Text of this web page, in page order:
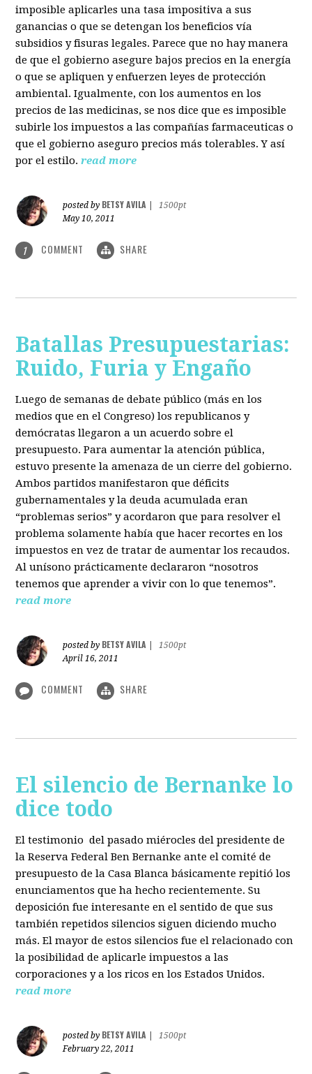
imposible aplicarles una tasa impositiva a sus
ganancias o que se detengan los beneficios vía
subsidios y fisuras legales. Parece que no hay manera
de que el gobierno asegure bajos precios en la energía
o que se apliquen y enfuerzen leyes de protección
ambiental. Igualmente, con los aumentos en los
precios de las medicinas, se nos dice que es imposible
subirle los impuestos a las compañías farmaceuticas o
que el gobierno aseguro precios más tolerables. Y así
por el estilo. read more
posted by BETSY AVILA
1500pt
May 10, 2011
1 COMMENT SHARE
Batallas Presupuestarias:
Ruido, Furia y Engaño
Luego de semanas de debate público (más en los
medios que en el Congreso) los republicanos y
demócratas llegaron a un acuerdo sobre el
presupuesto. Para aumentar la atención pública,
estuvo presente la amenaza de un cierre del gobierno.
Ambos partidos manifestaron que déficits
gubernamentales y la deuda acumulada eran
“problemas serios” y acordaron que para resolver el
problema solamente había que hacer recortes en los
impuestos en vez de tratar de aumentar los recaudos.
Al unísono prácticamente declararon “nosotros
tenemos que aprender a vivir con lo que tenemos”.
read more
posted by BETSY AVILA
1500pt
April 16, 2011
COMMENT SHARE
El silencio de Bernanke lo
dice todo
El testimonio del pasado miérocles del presidente de
la Reserva Federal Ben Bernanke ante el comité de
presupuesto de la Casa Blanca básicamente repitió los
enunciamentos que ha hecho recientemente. Su
deposición fue interesante en el sentido de que sus
también repetidos silencios siguen diciendo mucho
más. El mayor de estos silencios fue el relacionado con
la posibilidad de aplicarle impuestos a las
corporaciones y a los ricos en los Estados Unidos.
read more
posted by BETSY AVILA
1500pt
February 22, 2011